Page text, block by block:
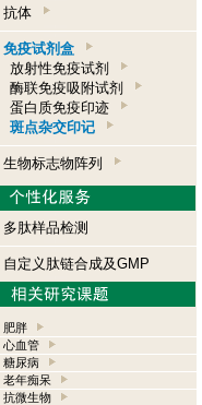
抗体
免疫试剂盒
放射性免疫试剂
酶联免疫吸附试剂
蛋白质免疫印迹
斑点杂交印记
生物标志物阵列
多肽样品检测
自定义肽链合成及GMP
肥胖
心血管
糖尿病
老年痴呆
抗微生物